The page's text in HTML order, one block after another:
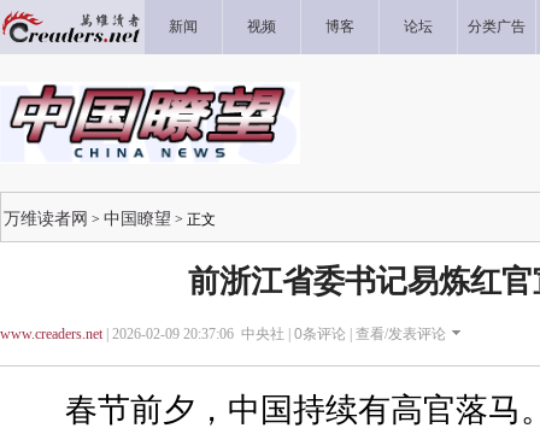
新闻 视频 博客 论坛 分类广告
万维读者网 > 中国瞭望 > 正文
前浙江省委书记易炼红
www.creaders.net| 2026-02-09 20:37:06 中央社 | 0条评论 | 查看/发表评论
春节前夕，中国持续有高官落马